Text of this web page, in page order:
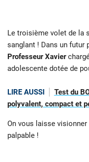
Le troisième volet de la
sanglant ! Dans un futur
Professeur Xavier
adolescente dotée de
LIRE AUSSI
Test du
polyvalent, compact et
On vous laisse
palpable !